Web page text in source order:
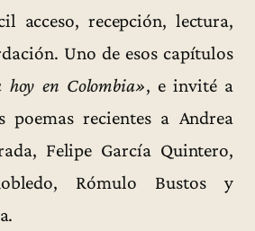
acceso, recepción, lectura,
Uno de esos capítulos
hoy en Colombia», e invité a
recientes a Andrea
Felipe García Quintero,
Rómulo Bustos y